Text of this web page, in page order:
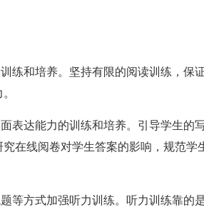
练和培养。坚持有限的阅读训练，保
表达能力的训练和培养。引导学生的
在线阅卷对学生答案的影响，规范学
等方式加强听力训练。听力训练靠的